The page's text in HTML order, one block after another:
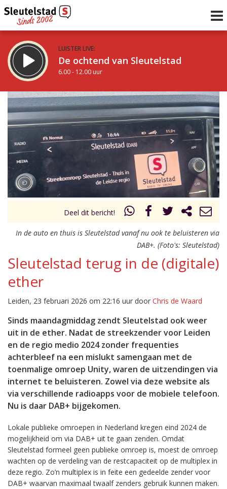
LUISTER LIVE:
De ochtend van Sleutelstad
6.00 - 12.00 uur
STRAKS:
De middag van Sleutelstad
12.00 - 17.00 uur
Vorig uur
uur 1 van 0 Volgend uur
Deel dit bericht!
In de auto en thuis is Sleutelstad vanaf nu ook te beluisteren via
DAB+. (Foto's: Sleutelstad)
Sleutelstad terug in de (digitale)
ether
Leiden, 23 februari 2026 om 22:16 uur door Chris de Waard
Sinds maandagmiddag zendt Sleutelstad ook weer
uit in de ether. Nadat de streekzender voor Leiden
en de regio medio 2024 zonder frequenties
achterbleef na een mislukt samengaan met de
toenmalige omroep Unity, waren de uitzendingen via
internet te beluisteren. Zowel via deze website als
via verschillende radioapps voor de mobiele telefoon.
Nu is daar DAB+ bijgekomen.
Lokale publieke omroepen in Nederland kregen eind 2024 de
mogelijkheid om via DAB+ uit te gaan zenden. Omdat
Sleutelstad formeel geen publieke omroep is, moest de omroep
wachten op de verdeling van de restcapaciteit op de multiplex in
deze regio. Zo’n multiplex is in feite een gedeelde zender voor
DAB+ waarvan maximaal twaalf zenders gebruik kunnen maken.